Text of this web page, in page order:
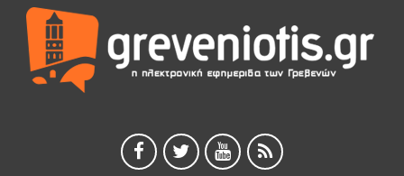
Κουρκούτ’ party το Σάββατο 8 Αυγούστου στην Καλλονή
3 Αυγούστου 2026
ΠΡΟΓΡΑΜΜΑ ΠΑΝΗΓΥΡΕΩΣ ΙΕΡΑΣ ΜΟΝΗΣ ΖΑΒΟΡΔΑΣ 2026